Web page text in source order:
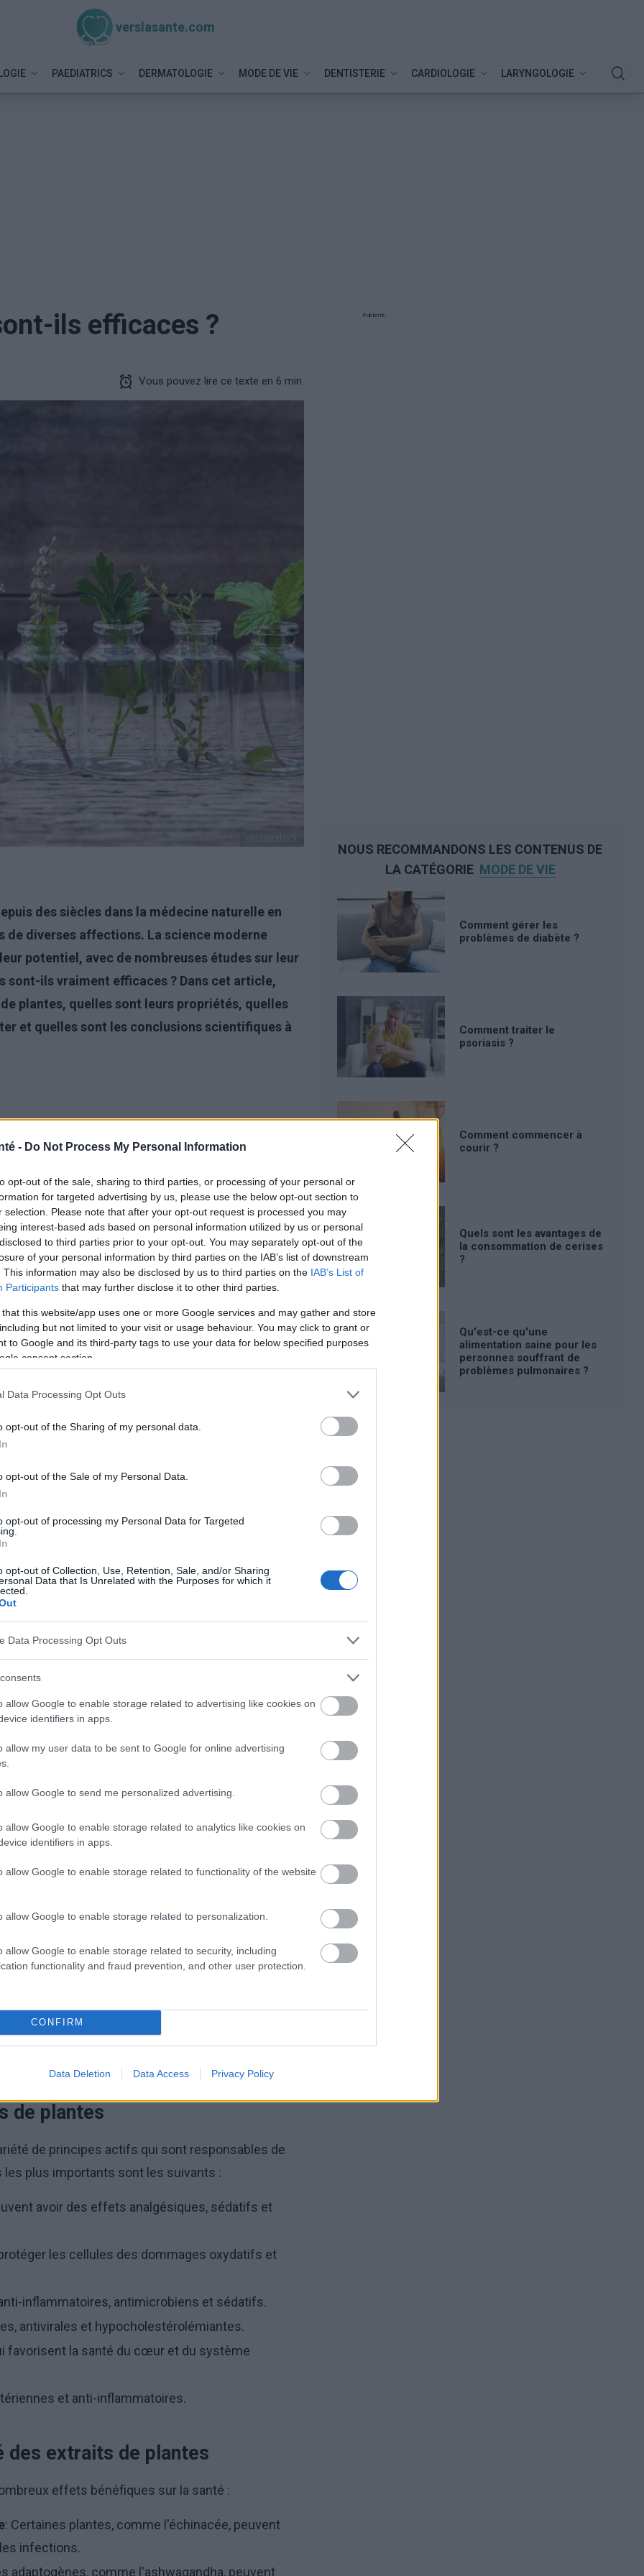
- Do Not Process My Personal Information
opt-out of the sale, sharing to third parties, or processing of your personal or
for targeted advertising by us, please use the below opt-out section to
selection. Please note that after your opt-out request is processed you may
interest-based ads based on personal information utilized by us or personal
to third parties prior to your opt-out. You may separately opt-out of the
of your personal information by third parties on the IAB’s list of downstream
This information may also be disclosed by us to third parties on the IAB’s List of
Participants that may further disclose it to other third parties.
that this website/app uses one or more Google services and may gather and store
but not limited to your visit or usage behaviour. You may click to grant or
to Google and its third-party tags to use your data for below specified purposes
consent section.
Data Processing Opt Outs
opt-out of the Sharing of my personal data.
opt-out of the Sale of my Personal Data.
opt-out of processing my Personal Data for Targeted
opt-out of Collection, Use, Retention, Sale, and/or Sharing
Data that Is Unrelated with the Purposes for which it
Data Processing Opt Outs
allow Google to enable storage related to advertising like cookies on
identifiers in apps.
allow my user data to be sent to Google for online advertising
allow Google to send me personalized advertising.
allow Google to enable storage related to analytics like cookies on
identifiers in apps.
allow Google to enable storage related to functionality of the website
allow Google to enable storage related to personalization.
allow Google to enable storage related to security, including
functionality and fraud prevention, and other user protection.
CONFIRM
Data Deletion Data Access Privacy Policy
verslasante.com
PAEDIATRICS DERMATOLOGIE MODE DE VIE DENTISTERIE CARDIOLOGIE LARYNGOLOGIE
ils efficaces ?
Vous pouvez lire ce texte en 6 min.
des siècles dans la médecine naturelle en
diverses affections. La science moderne
potentiel, avec de nombreuses études sur leur
sont-ils vraiment efficaces ? Dans cet article,
plantes, quelles sont leurs propriétés, quelles
et quelles sont les conclusions scientifiques à
la santé
de plantes
tout le monde ?
?
de plantes qui sont extraites en extrayant
consiste à dissoudre les plantes dans un
puis à évaporer le solvant pour obtenir un extrait
présenter sous différentes formes : teintures,
en plusieurs catégories en fonction de leur mode
utilisés en raison de leur longue durée de
les principes actifs.
en particulier pour ceux qui souhaitent
moins concentrées que les teintures ou
du solvant des extraits liquides, ils forment une
obtenues à partir de plantes ayant de fortes
de plantes
de principes actifs qui sont responsables de
plus importants sont les suivants :
avoir des effets analgésiques, sédatifs et
les cellules des dommages oxydatifs et
inflammatoires, antimicrobiens et sédatifs.
antivirales et hypocholestérolémiantes.
favorisent la santé du cœur et du système
et anti-inflammatoires.
des extraits de plantes
effets bénéfiques sur la santé :
: Certaines plantes, comme l'échinacée, peuvent
infections.
adaptogènes, comme l'ashwagandha, peuvent
Publicité:
NOUS RECOMMANDONS LES CONTENUS DE
LA CATÉGORIE MODE DE VIE
Comment gérer les
problèmes de diabète ?
Comment traiter le
psoriasis ?
Comment commencer à
courir ?
Quels sont les avantages de
la consommation de cerises
?
Qu'est-ce qu'une
alimentation saine pour les
personnes souffrant de
problèmes pulmonaires ?